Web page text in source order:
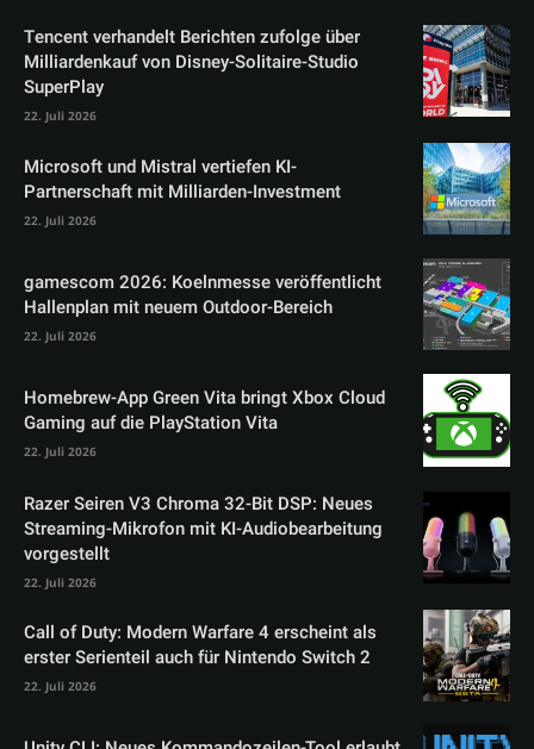
Tencent verhandelt Berichten zufolge über
Milliardenkauf von Disney-Solitaire-Studio
SuperPlay
22. Juli 2026
Microsoft und Mistral vertiefen KI-
Partnerschaft mit Milliarden-Investment
22. Juli 2026
gamescom 2026: Koelnmesse veröffentlicht
Hallenplan mit neuem Outdoor-Bereich
22. Juli 2026
Homebrew-App Green Vita bringt Xbox Cloud
Gaming auf die PlayStation Vita
22. Juli 2026
Razer Seiren V3 Chroma 32-Bit DSP: Neues
Streaming-Mikrofon mit KI-Audiobearbeitung
vorgestellt
22. Juli 2026
Call of Duty: Modern Warfare 4 erscheint als
erster Serienteil auch für Nintendo Switch 2
22. Juli 2026